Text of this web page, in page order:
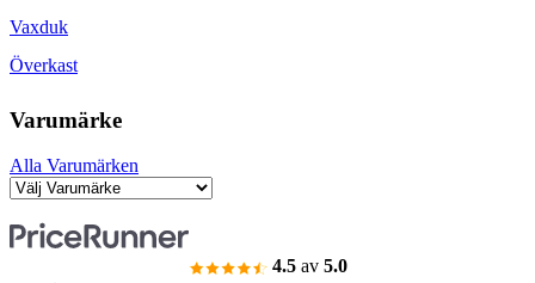
Vaxduk
Överkast
Varumärke
Alla Varumärken
4.5 av 5.0